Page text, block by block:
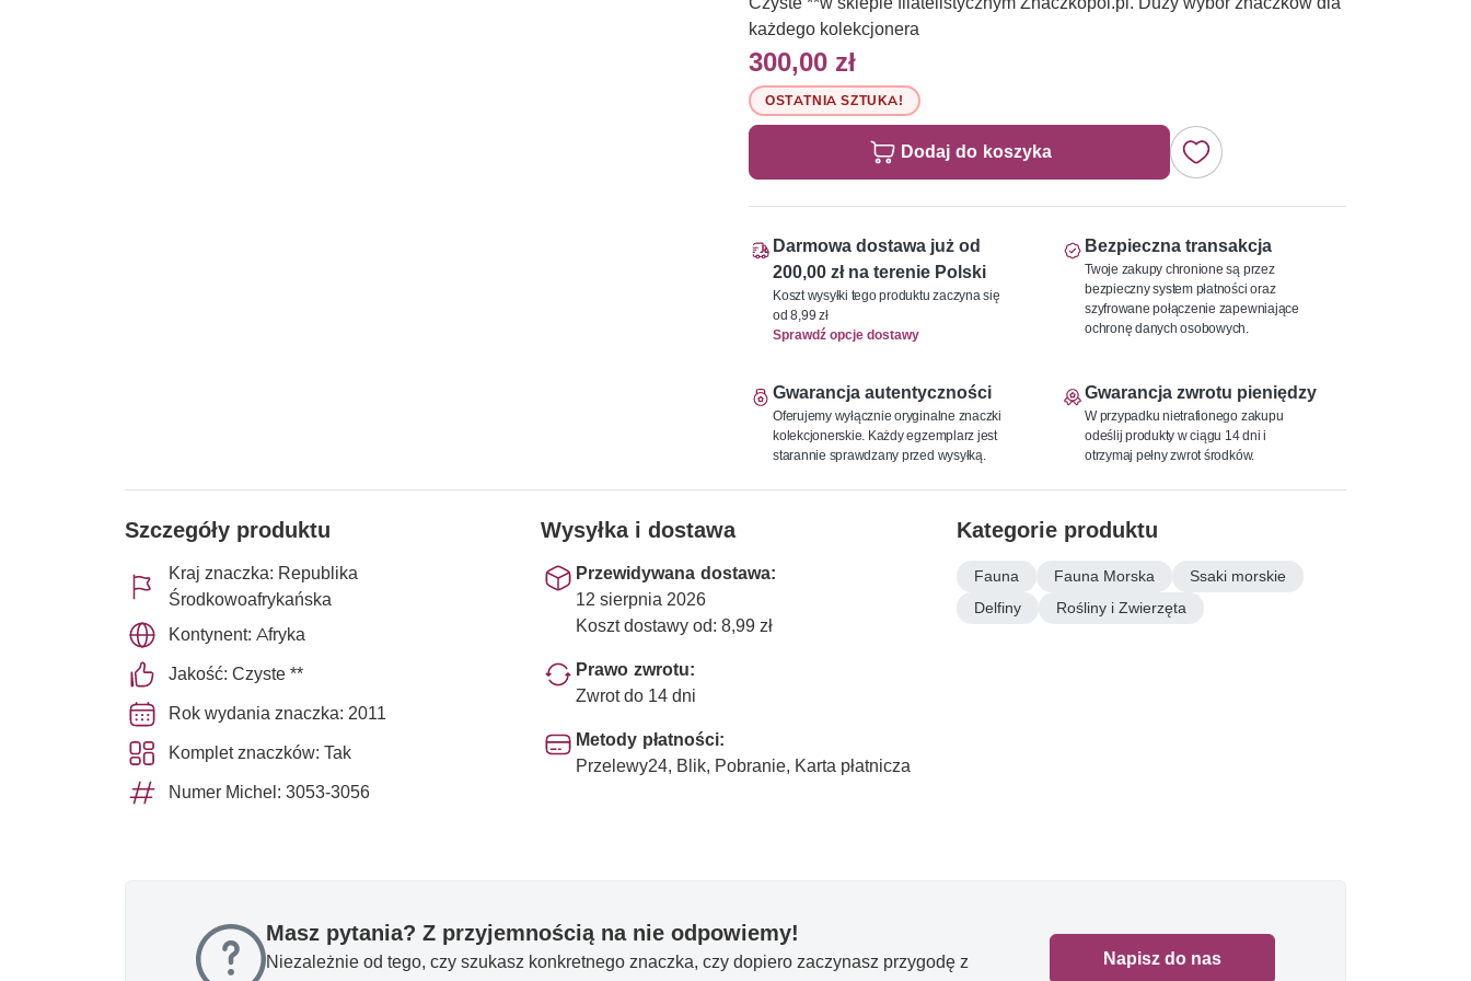
każdego kolekcjonera
300,00 zł
OSTATNIA SZTUKA!
Dodaj do koszyka
Darmowa dostawa już od
200,00 zł na terenie Polski
Koszt wysyłki tego produktu zaczyna się
od 8,99 zł
Sprawdź opcje dostawy
Bezpieczna transakcja
Twoje zakupy chronione są przez
bezpieczny system płatności oraz
szyfrowane połączenie zapewniające
ochronę danych osobowych.
Gwarancja autentyczności
Oferujemy wyłącznie oryginalne znaczki
kolekcjonerskie. Każdy egzemplarz jest
starannie sprawdzany przed wysyłką.
Gwarancja zwrotu pieniędzy
W przypadku nietrafionego zakupu
odeślij produkty w ciągu 14 dni i
otrzymaj pełny zwrot środków.
Szczegóły produktu
Kraj znaczka: Republika
Środkowoafrykańska
Kontynent: Afryka
Jakość: Czyste **
Rok wydania znaczka: 2011
Komplet znaczków: Tak
Numer Michel: 3053-3056
Wysyłka i dostawa
Przewidywana dostawa:
12 sierpnia 2026
Koszt dostawy od: 8,99 zł
Prawo zwrotu:
Zwrot do 14 dni
Metody płatności:
Przelewy24, Blik, Pobranie, Karta płatnicza
Kategorie produktu
Fauna Fauna Morska
Ssaki morskie
Delfiny
Rośliny i Zwierzęta
Masz pytania? Z przyjemnością na nie odpowiemy!
Niezależnie od tego, czy szukasz konkretnego znaczka, czy dopiero zaczynasz przygodę z
Napisz do nas